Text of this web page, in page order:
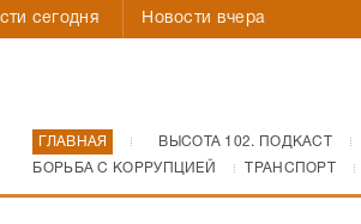
сегодня Новости вчера
ГЛАВНАЯ ВЫСОТА 102. ПОДКАСТ
БОРЬБА С КОРРУПЦИЕЙ
ТРАНСПОРТ